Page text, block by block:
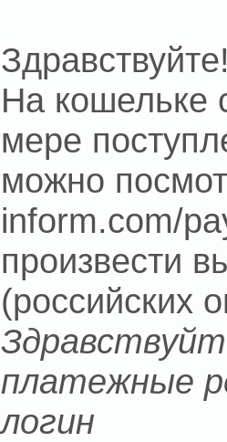
На кошельке
мере
можно
inform.com/
произвести
(российских
платежные
логин